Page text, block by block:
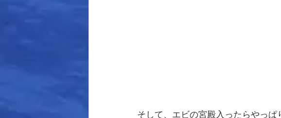
そして、エビの宮殿入ったらやっ